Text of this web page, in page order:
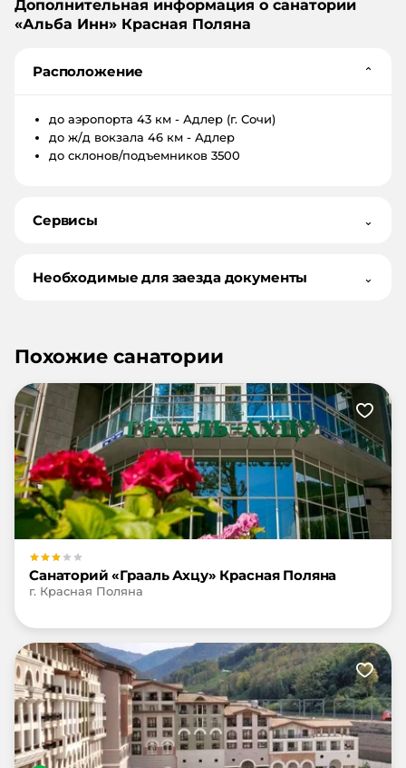
Дополнительная информация о санатории
«Альба Инн» Красная Поляна
Расположение ⌄
до аэропорта 43 км - Адлер (г. Сочи)
до ж/д вокзала 46 км - Адлер
до склонов/подъемников 3500
Сервисы ⌄
Необходимые для заезда документы ⌄
Похожие санатории
Санаторий «Грааль Ахцу» Красная Поляна
г. Красная Поляна